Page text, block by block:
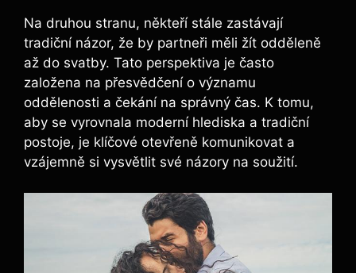
Na druhou stranu, někteří stále zastávají
tradiční názor, že by partneři měli žít odděleně
až do svatby. Tato perspektiva je často
založena na přesvědčení o významu
oddělenosti a čekání na správný čas. K tomu,
aby se vyrovnala moderní hlediska a tradiční
postoje, je klíčové otevřeně komunikovat a
vzájemně si vysvětlit své názory na soužití.